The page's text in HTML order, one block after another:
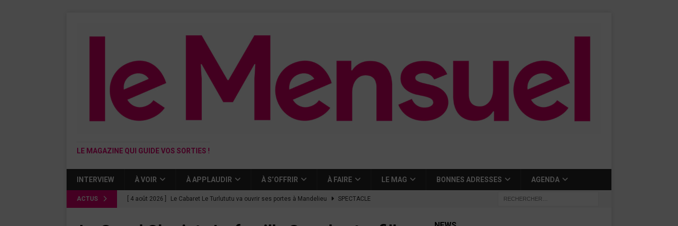
LE MAGAZINE QUI GUIDE VOS SORTIES !
INTERVIEW À VOIR À APPLAUDIR À S’OFFRIR À FAIRE LE MAG BONNES ADRESSES AGENDA
ACTUS [ 4 août 2026 ] Le Cabaret Le Turlututu va ouvrir ses portes à Mandelieu SPECTACLE